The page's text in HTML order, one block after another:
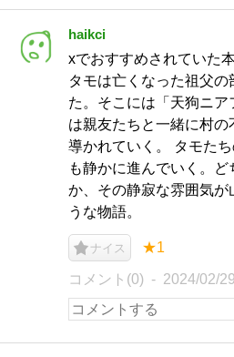
haikci
xでおすすめされていた
タモは亡くなった祖父
た。そこには「天狗ニ
は親友たちと一緒に村
導かれていく。 タモた
も静かに進んでいく。
か、その静寂な雰囲気が
うな物語。
ナイス ★1
コメント(0) 2024/02/29